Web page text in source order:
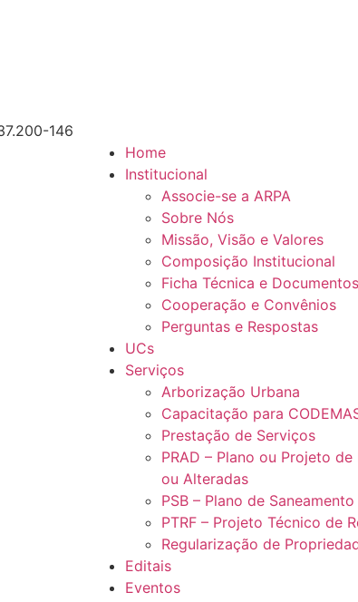
146
Home
Institucional
Associe-se a ARPA
Sobre Nós
Missão, Visão e Valores
Composição Institucional
Ficha Técnica e Documentos
Cooperação e Convênios
Perguntas e Respostas
UCs
Serviços
Arborização Urbana
Capacitação para
Prestação de Serviços
PRAD – Plano ou Projeto
ou Alteradas
PSB – Plano de
PTRF – Projeto Técnico de
Regularização de
Editais
Eventos